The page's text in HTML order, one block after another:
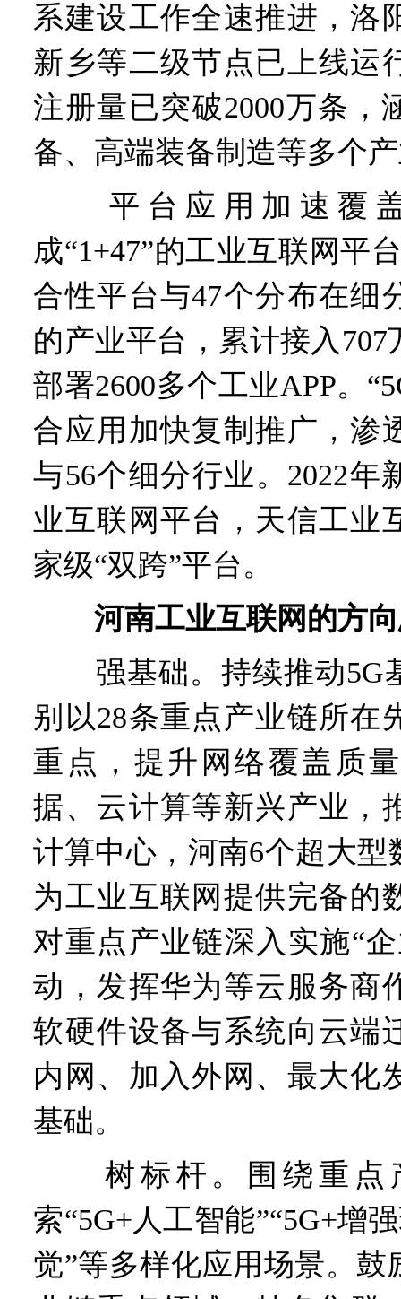
系建设工作全速推进，洛
新乡等二级节点已上线运
注册量已突破2000万条，
备、高端装备制造等多个
平台应用加速覆盖
成“1+47”的工业互联网平
合性平台与47个分布在细
的产业平台，累计接入
部署2600多个工业APP。
合应用加快复制推广，渗
与56个细分行业。2022年
业互联网平台，天信工业
家级“双跨”平台。
河南工业互联网的方
强基础。持续推动5G
别以28条重点产业链所在
重点，提升网络覆盖质
据、云计算等新兴产业，
计算中心，河南6个超大型
为工业互联网提供完备的
对重点产业链深入实施“
动，发挥华为等云服务商
软硬件设备与系统向云端
内网、加入外网、最大化
基础。
树标杆。围绕重点
索“5G+人工智能”“5G+增
觉”等多样化应用场景。鼓